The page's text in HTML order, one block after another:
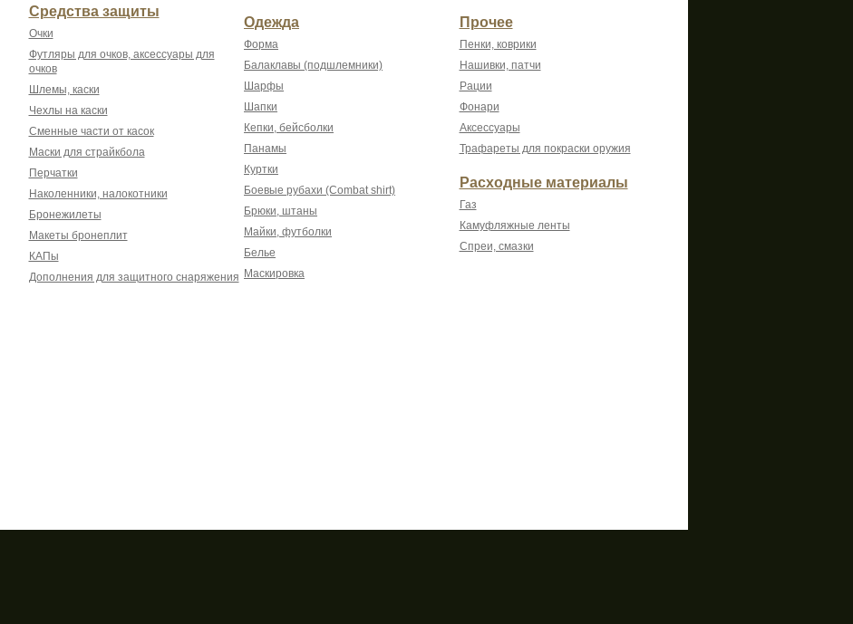
Средства защиты
Очки
Футляры для очков, аксессуары для
очков
Шлемы, каски
Чехлы на каски
Сменные части от касок
Маски для страйкбола
Перчатки
Наколенники, налокотники
Бронежилеты
Макеты бронеплит
КАПы
Дополнения для защитного снаряжения
Одежда
Форма
Балаклавы (подшлемники)
Шарфы
Шапки
Кепки, бейсболки
Панамы
Куртки
Боевые рубахи (Combat shirt)
Брюки, штаны
Майки, футболки
Белье
Маскировка
Прочее
Пенки, коврики
Нашивки, патчи
Рации
Фонари
Аксессуары
Трафареты для покраски оружия
Расходные материалы
Газ
Камуфляжные ленты
Спреи, смазки